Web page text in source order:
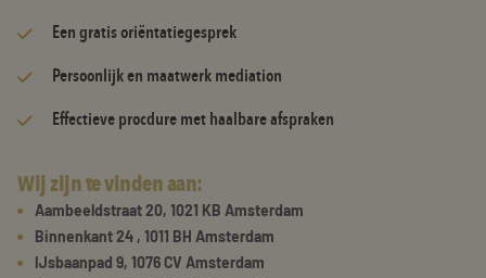
Een gratis oriëntatiegesprek
Persoonlijk en maatwerk mediation
Effectieve procdure met haalbare afspraken
Wij zijn te vinden aan:
Aambeeldstraat 20, 1021 KB Amsterdam
Binnenkant 24 , 1011 BH Amsterdam
IJsbaanpad 9, 1076 CV Amsterdam